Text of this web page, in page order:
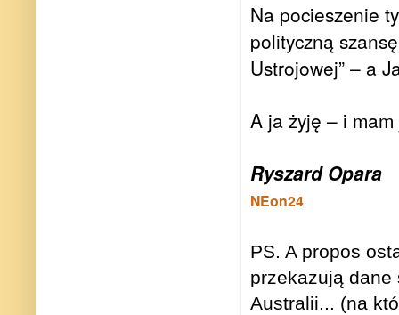
Na pocieszenie
polityczną
Ustrojowej” – a
A ja żyję – i
Ryszard Opara
NEon24
PS. A propos
przekazują dane
Australii... (na